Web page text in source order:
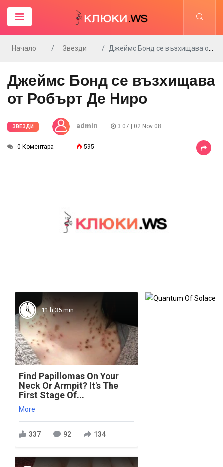
Начало Звезди Джеймс Бонд се възхищава от Робърт Де Ниро
Джеймс Бонд се възхищава
от Робърт Де Ниро
ЗВЕЗДИ admin 3:07 | 02 Nov 08
0 Коментара 595
11 h 35 min
Find Papillomas On Your
Neck Or Armpit? It's The
First Stage Of...
More
337 92 134